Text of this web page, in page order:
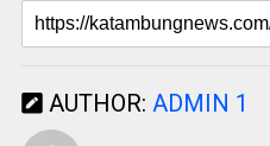
AUTHOR: ADMIN 1